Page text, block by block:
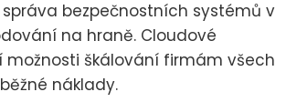
bezpečnostních systémů v
na hraně. Cloudové
škálování firmám všech
náklady.